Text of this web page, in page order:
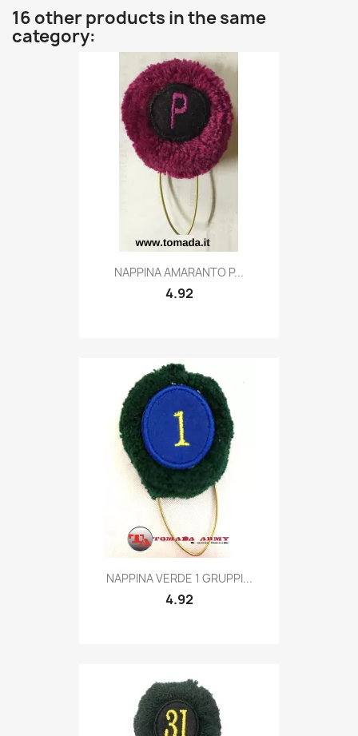
16 other products in the same
category:
Quick view
NAPPINA AMARANTO P...
4.92
Quick view
NAPPINA VERDE 1 GRUPPI...
4.92